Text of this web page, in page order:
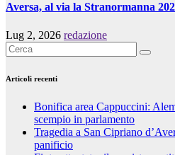
Aversa, al via la Stranormanna
Lug 2, 2026 redazione
Articoli recenti
Bonifica area Cappuccini:
scempio in parlamento
Tragedia a San Cipriano
panificio